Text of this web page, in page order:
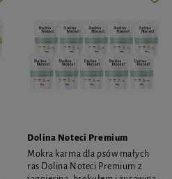
Dolina Noteci Premium
Mokra karma dla psów małych
ras Dolina Noteci Premium z